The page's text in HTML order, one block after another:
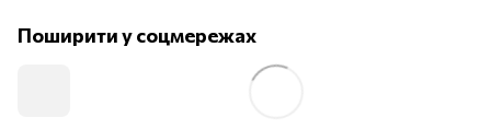
Поширити у соцмережах